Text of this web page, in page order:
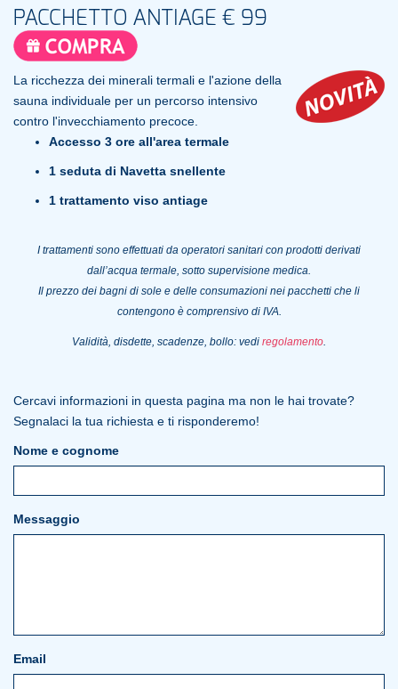
PACCHETTO ANTIAGE € 99
La ricchezza dei minerali termali e l'azione della
sauna individuale per un percorso intensivo
contro l'invecchiamento precoce.
Accesso 3 ore all'area termale
1 seduta di Navetta snellente
1 trattamento viso antiage
I trattamenti sono effettuati da operatori sanitari con prodotti derivati
dall’acqua termale, sotto supervisione medica.
Il prezzo dei bagni di sole e delle consumazioni nei pacchetti che li
contengono è comprensivo di IVA.
Validità, disdette, scadenze, bollo: vedi regolamento.
Cercavi informazioni in questa pagina ma non le hai trovate?
Segnalaci la tua richiesta e ti risponderemo!
Nome e cognome
Messaggio
Email